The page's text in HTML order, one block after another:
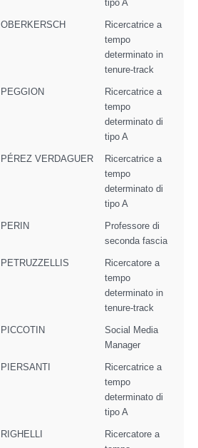
tipo A
OBERKERSCH
Ricercatrice a
tempo
determinato in
tenure-track
PEGGION
Ricercatrice a
tempo
determinato di
tipo A
PÉREZ VERDAGUER
Ricercatrice a
tempo
determinato di
tipo A
PERIN
Professore di
seconda fascia
PETRUZZELLIS
Ricercatore a
tempo
determinato in
tenure-track
PICCOTIN
Social Media
Manager
PIERSANTI
Ricercatrice a
tempo
determinato di
tipo A
RIGHELLI
Ricercatore a